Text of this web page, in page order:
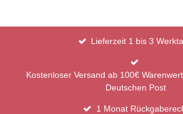
Lieferzeit 1 bis 3
Kostenloser Versand ab 100€
Deutschen Post
1 Monat